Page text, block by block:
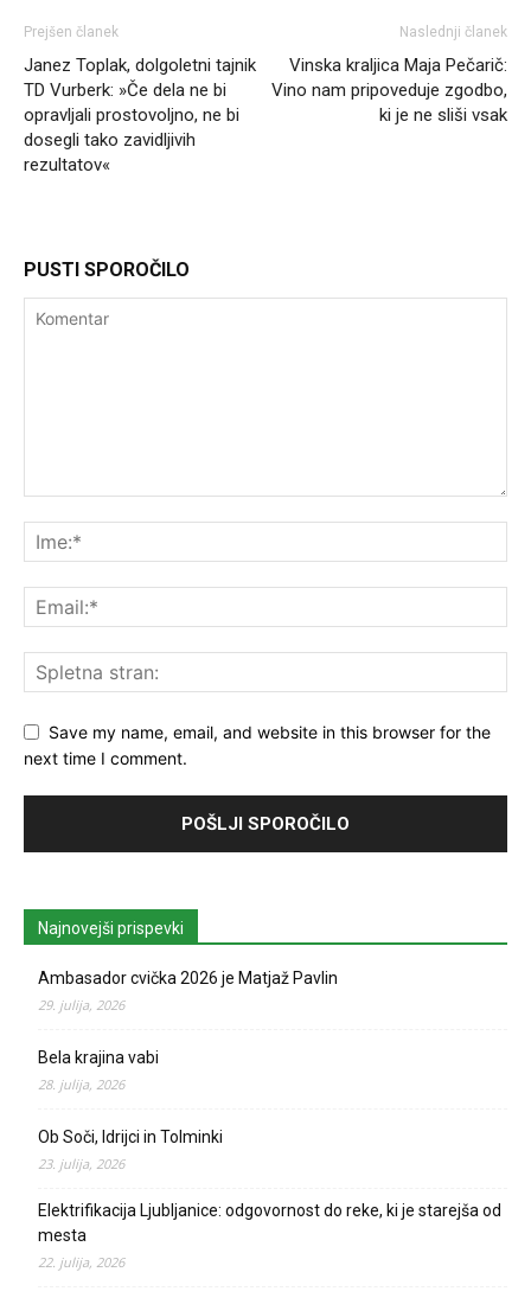
Prejšen članek
Janez Toplak, dolgoletni tajnik
TD Vurberk: »Če dela ne bi
opravljali prostovoljno, ne bi
dosegli tako zavidljivih
rezultatov«
Naslednji članek
Vinska kraljica Maja Pečarič:
Vino nam pripoveduje zgodbo,
ki je ne sliši vsak
PUSTI SPOROČILO
Save my name, email, and website in this browser for the
next time I comment.
Najnovejši prispevki
Ambasador cvička 2026 je Matjaž Pavlin
29. julija, 2026
Bela krajina vabi
28. julija, 2026
Ob Soči, Idrijci in Tolminki
23. julija, 2026
Elektrifikacija Ljubljanice: odgovornost do reke, ki je starejša od
mesta
22. julija, 2026